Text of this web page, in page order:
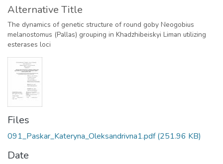
Alternative Title
The dynamics of genetic structure of round goby Neogobius
melanostomus (Pallas) grouping in Khadzhibeiskyi Liman utilizing
esterases loci
Files
091_Paskar_Kateryna_Oleksandrivna1.pdf(251.96 KB)
Date